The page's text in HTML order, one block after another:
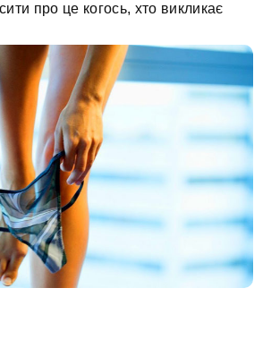
про це когось, хто викликає